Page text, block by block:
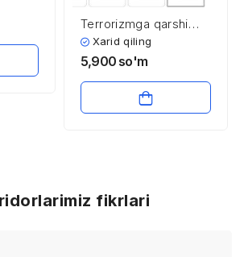
Terrorizmga qarshi
kurash to’g’risida
O’zbekiston
Xarid qiling
5,900 so'm
fikrlari